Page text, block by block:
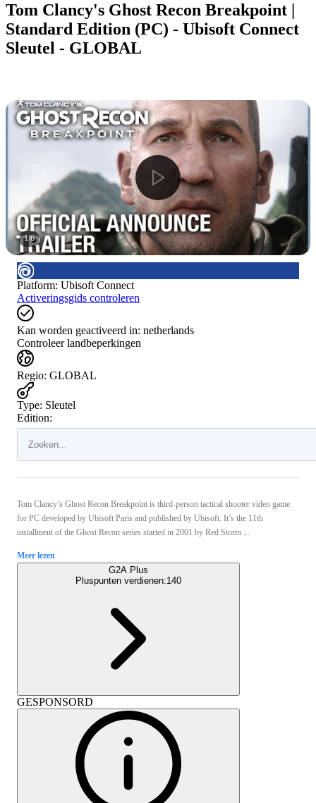
Tom Clancy's Ghost Recon Breakpoint |
Standard Edition (PC) - Ubisoft Connect
Sleutel - GLOBAL
1/6
Platform: Ubisoft Connect
Activeringsgids controleren
Kan worden geactiveerd in: netherlands
Controleer landbeperkingen
Regio: GLOBAL
Type: Sleutel
Edition:
Tom Clancy’s Ghost Recon Breakpoint is third-person tactical shooter video game
for PC developed by Ubisoft Paris and published by Ubisoft. It’s the 11th
installment of the Ghost Recon series started in 2001 by Red Storm ...
Meer lezen
G2A Plus
Pluspunten verdienen:140
GESPONSORD